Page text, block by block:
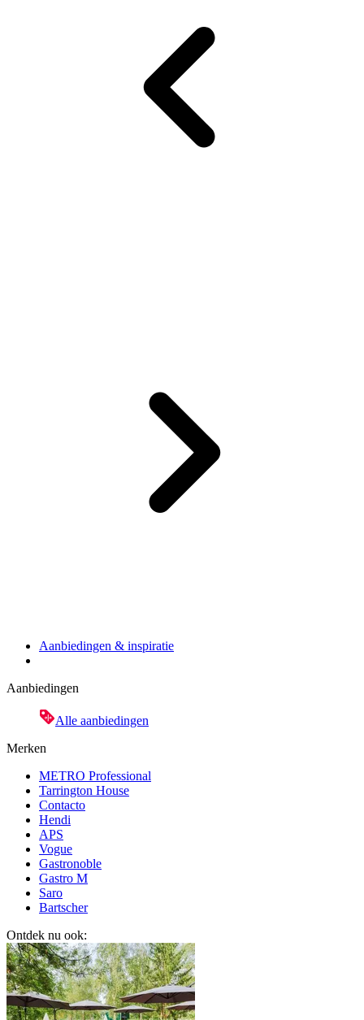
Aanbiedingen & inspiratie
Aanbiedingen
Alle aanbiedingen
Merken
METRO Professional
Tarrington House
Contacto
Hendi
APS
Vogue
Gastronoble
Gastro M
Saro
Bartscher
Ontdek nu ook: